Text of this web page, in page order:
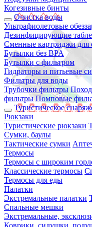
Когезивные бинты
Очистка воды
Ультрафиолетовые
Дезинфицирующие
Сменные картриджи для
Бутылки без BPA
Бутылки с фильтром
Гидраторы и питьевые
Фильтры для воды
Трубочки фильтры
фильтры Помповые
Туристическое
Рюкзаки
Туристические рюкзаки
Сумки, баулы
Тактические сумки
Термосы
Термосы с широким
Классические термосы
Термосы для еды
Палатки
Экстремальные палатки
Спальные мешки
Экстремальные,